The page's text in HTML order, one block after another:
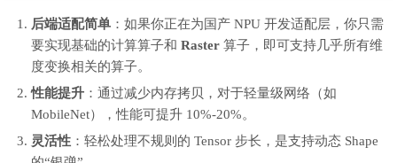
后端适配简单 ：如果你正在为国产 NPU 开发适配层，你只需
要实现基础的计算算子和 Raster 算子，即可支持几乎所有维
度变换相关的算子。
性能提升 ：通过减少内存拷贝，对于轻量级网络（如
MobileNet），性能可提升 10%-20%。
灵活性 ：轻松处理不规则的 Tensor 步长，是支持动态 Shape